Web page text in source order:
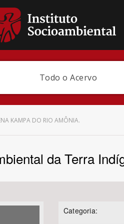
Todo o Acervo
KAMPA DO RIO AMÔNIA.
da Terra
Categoria: